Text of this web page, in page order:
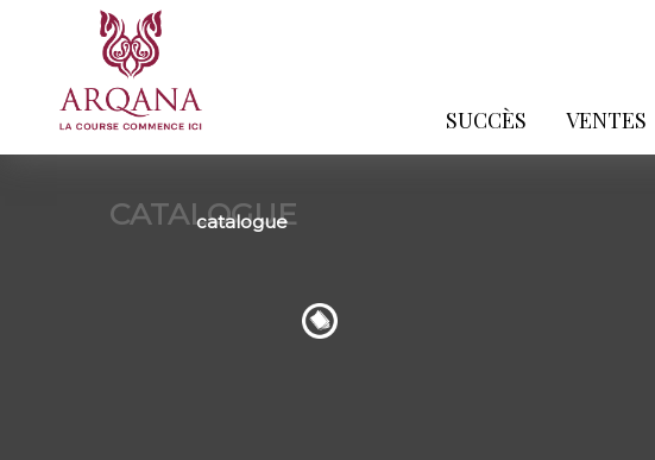
SUCCÈS VENTES
CATALOGUE
catalogue